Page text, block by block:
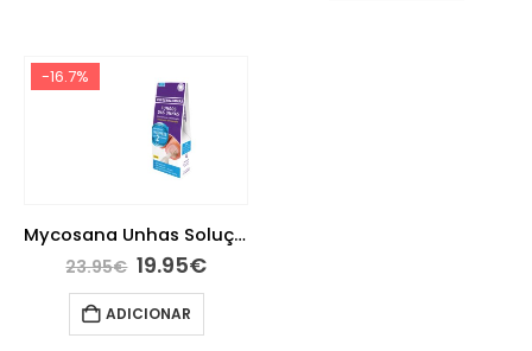
-16.7%
Mycosana Unhas Solução 5 ml
23.95€ 19.95€
ADICIONAR